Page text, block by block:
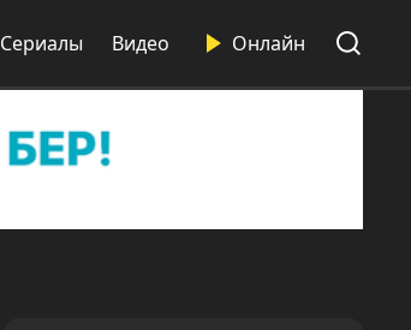
Сериалы Видео Онлайн